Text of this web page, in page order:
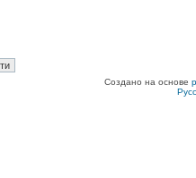
Создано на основе